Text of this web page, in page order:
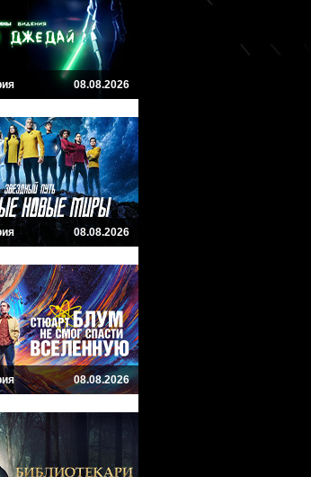
08.08.2026
08.08.2026
08.08.2026